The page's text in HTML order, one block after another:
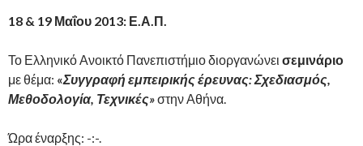
18 & 19 Μαΐου 2013: Ε.Α.Π.
Το Ελληνικό Ανοικτό Πανεπιστήμιο διοργανώνει σεμινάριο
με θέμα: «Συγγραφή εμπειρικής έρευνας: Σχεδιασμός,
Μεθοδολογία, Τεχνικές»στην Αθήνα.
Ώρα έναρξης: -:-.